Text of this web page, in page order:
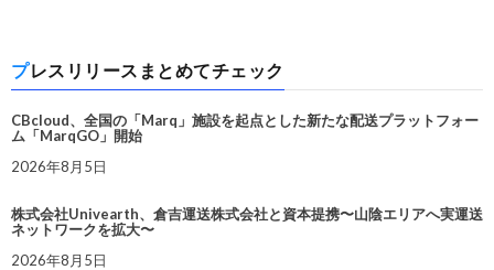
プレスリリースまとめてチェック
CBcloud、全国の「Marq」施設を起点とした新たな配送プラットフォー
ム「MarqGO」開始
2026年8月5日
株式会社Univearth、倉吉運送株式会社と資本提携〜山陰エリアへ実運送
ネットワークを拡大〜
2026年8月5日